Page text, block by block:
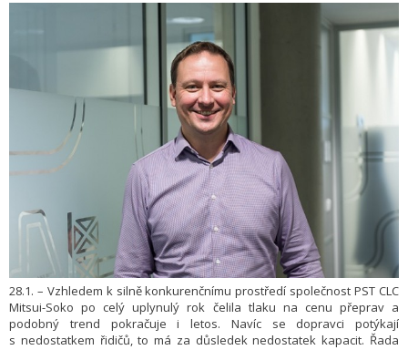
28.1. – Vzhledem k silně konkurenčnímu prostředí společnost PST CLC
Mitsui-Soko po celý uplynulý rok čelila tlaku na cenu přeprav a
podobný trend pokračuje i letos. Navíc se dopravci potýkají
s nedostatkem řidičů, to má za důsledek nedostatek kapacit. Řada